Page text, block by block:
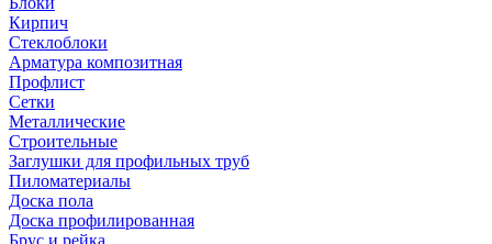
Кирпич
Стеклоблоки
Арматура композитная
Профлист
Сетки
Металлические
Строительные
Заглушки для профильных труб
Пиломатериалы
Доска пола
Доска профилированная
Брус и рейка